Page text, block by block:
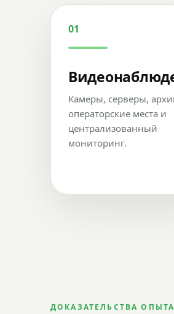
01
Камеры, серверы,
операторские места и
централизованный
мониторинг.
ДОКАЗАТЕЛЬСТВА ОПЫТА